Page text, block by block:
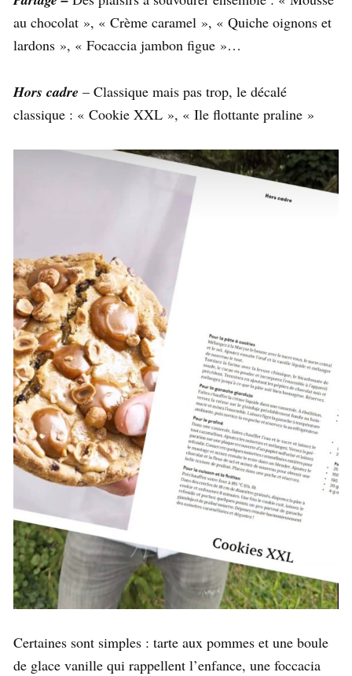
au chocolat », « Crème caramel », « Quiche oignons et
lardons », « Focaccia jambon figue »…
Hors cadre – Classique mais pas trop, le décalé
classique : « Cookie XXL », « Ile flottante praline »
Certaines sont simples : tarte aux pommes et une boule
de glace vanille qui rappellent l’enfance, une foccacia